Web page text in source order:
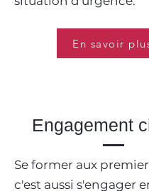
En savoir
Engagement
Se former aux
c'est aussi s'engager